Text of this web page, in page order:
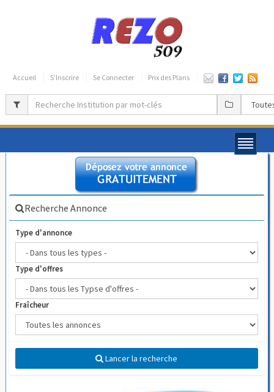
Accueil S’Inscrire Se Connecter Prix des Plans
Recherche Annonce
Type d'annonce
Type d'offres
Fraîcheur
Lancer la recherche